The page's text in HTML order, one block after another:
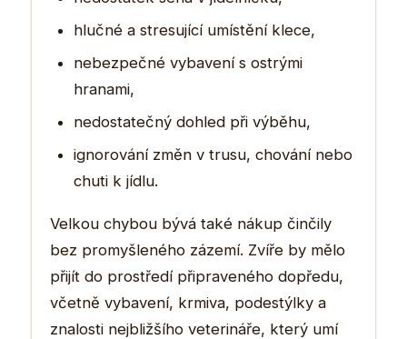
hlučné a stresující umístění klece,
nebezpečné vybavení s ostrými
hranami,
nedostatečný dohled při výběhu,
ignorování změn v trusu, chování nebo
chuti k jídlu.
Velkou chybou bývá také nákup činčily
bez promyšleného zázemí. Zvíře by mělo
přijít do prostředí připraveného dopředu,
včetně vybavení, krmiva, podestýlky a
znalosti nejbližšího veterináře, který umí